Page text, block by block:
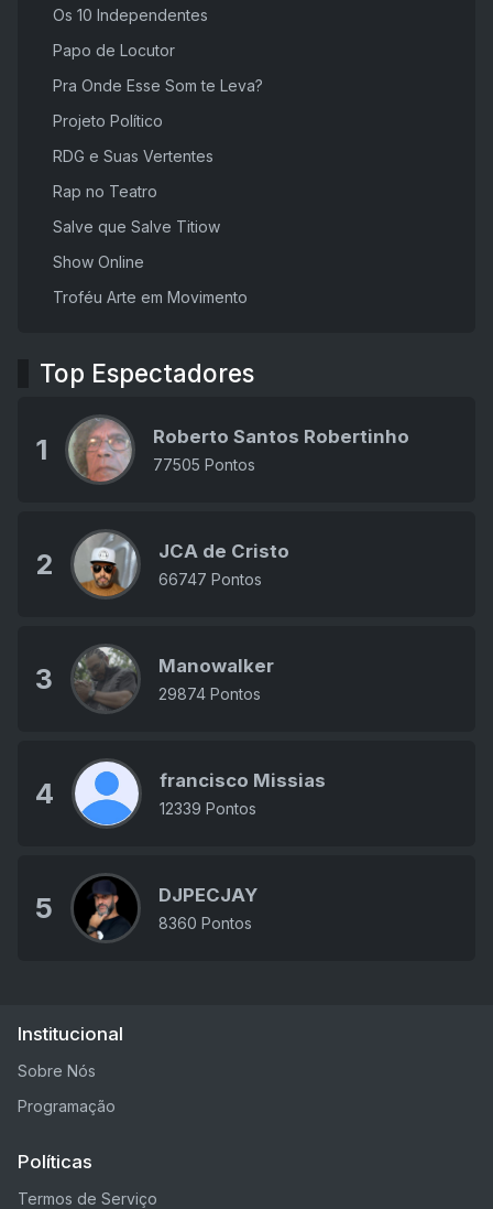
Os 10 Independentes
Papo de Locutor
Pra Onde Esse Som te Leva?
Projeto Político
RDG e Suas Vertentes
Rap no Teatro
Salve que Salve Titiow
Show Online
Troféu Arte em Movimento
Top Espectadores
1 Roberto Santos Robertinho
77505 Pontos
2 JCA de Cristo
66747 Pontos
3 Manowalker
29874 Pontos
4 francisco Missias
12339 Pontos
5 DJPECJAY
8360 Pontos
Institucional
Sobre Nós
Programação
Políticas
Termos de Serviço